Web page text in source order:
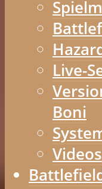
Live-
Boni
Videos